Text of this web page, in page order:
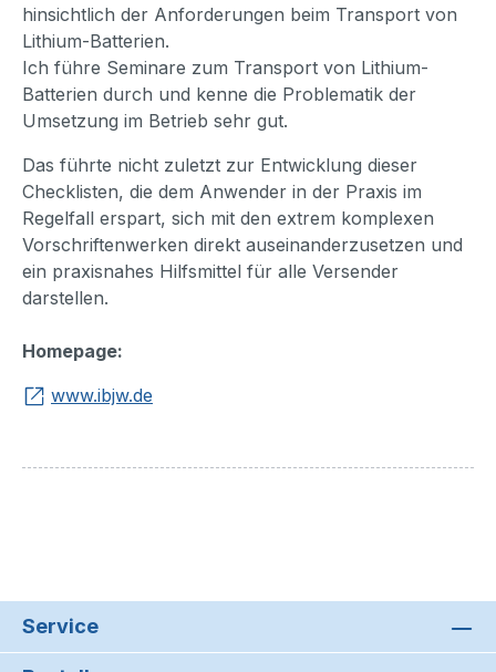
hinsichtlich der Anforderungen beim Transport von
Lithium-Batterien.
Ich führe Seminare zum Transport von Lithium-
Batterien durch und kenne die Problematik der
Umsetzung im Betrieb sehr gut.
Das führte nicht zuletzt zur Entwicklung dieser
Checklisten, die dem Anwender in der Praxis im
Regelfall erspart, sich mit den extrem komplexen
Vorschriftenwerken direkt auseinanderzusetzen und
ein praxisnahes Hilfsmittel für alle Versender
darstellen.
Homepage:
www.ibjw.de
Service